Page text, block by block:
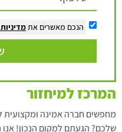
הנכם מאשרים את
המרכז למיחזור
מחפשים חברה אמינה ומקצועית
שלכם? הגעתם למקום הנכון! אנו